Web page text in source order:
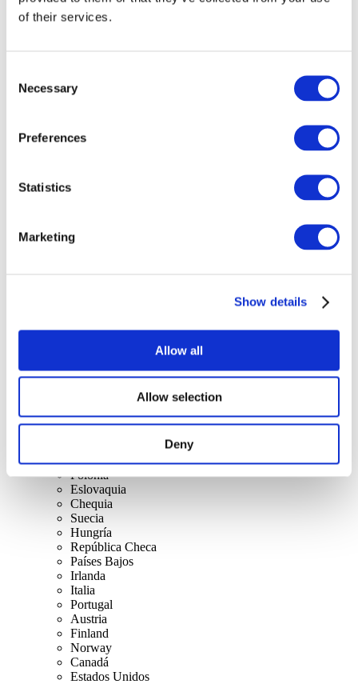
of their services.
Selection
Necessary
Preferences
Statistics
Marketing
Show details
Allow all
Allow selection
Deny
Por países.
Suiza
Bélgica
República de Irlanda
Lithuania
Polonia
Eslovaquia
Chequia
Suecia
Hungría
República Checa
Países Bajos
Irlanda
Italia
Portugal
Austria
Finland
Norway
Canadá
Estados Unidos